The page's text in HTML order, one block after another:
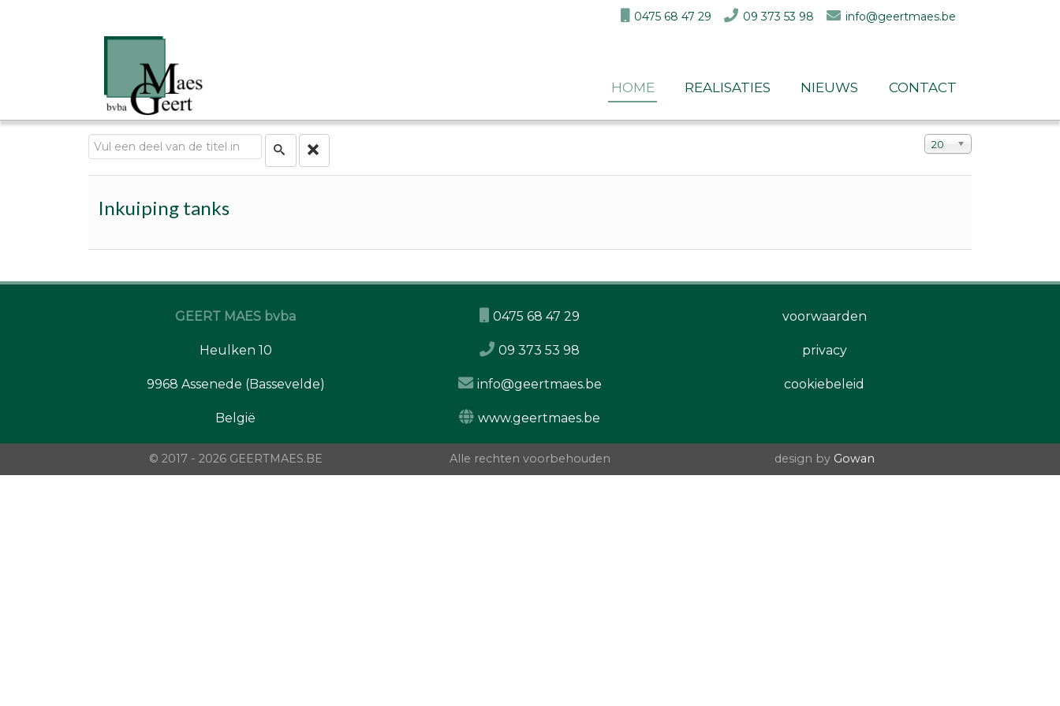
0475 68 47 29 09 373 53 98 info@geertmaes.be
home realisaties nieuws contact
Vul een deel van de titel in Toon #
20
Inkuiping tanks
GEERT MAES bvba
Heulken 10
9968 Assenede (Bassevelde)
België
0475 68 47 29
09 373 53 98
info@geertmaes.be
www.geertmaes.be
voorwaarden
privacy
cookiebeleid
© 2017 - 2026 GEERTMAES.BE Alle rechten voorbehouden design by Gowan